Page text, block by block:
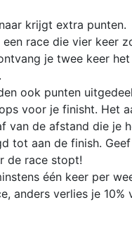
krijgt extra punten.
een race die vier keer
je twee keer
ook punten
voor je finisht. Het
van de afstand die je
tot aan de finish.
de race stopt!
één keer per
anders verlies je 10%